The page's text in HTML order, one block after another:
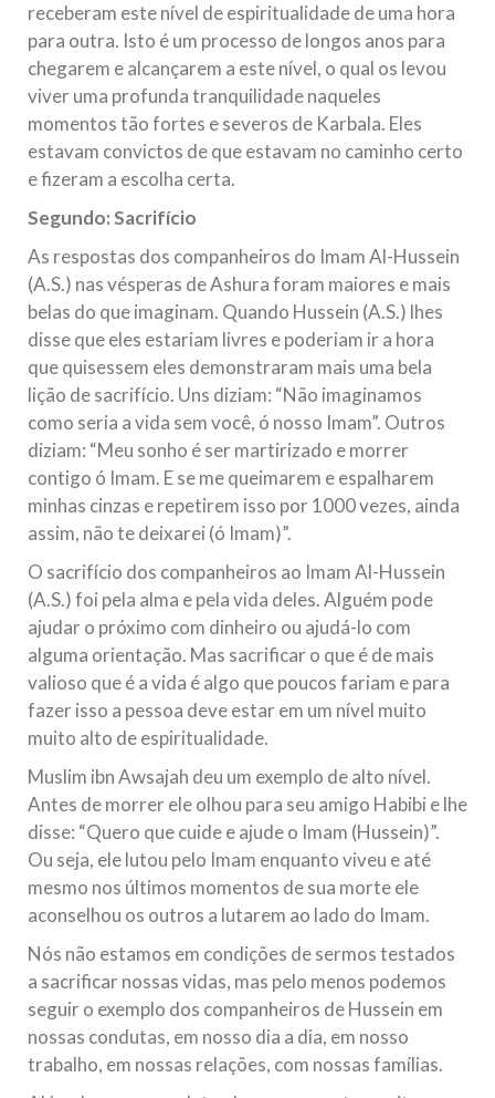
receberam este nível de espiritualidade de uma hora
para outra. Isto é um processo de longos anos para
chegarem e alcançarem a este nível, o qual os levou
viver uma profunda tranquilidade naqueles
momentos tão fortes e severos de Karbala. Eles
estavam convictos de que estavam no caminho certo
e fizeram a escolha certa.
Segundo: Sacrifício
As respostas dos companheiros do Imam Al-Hussein
(A.S.) nas vésperas de Ashura foram maiores e mais
belas do que imaginam. Quando Hussein (A.S.) lhes
disse que eles estariam livres e poderiam ir a hora
que quisessem eles demonstraram mais uma bela
lição de sacrifício. Uns diziam: “Não imaginamos
como seria a vida sem você, ó nosso Imam”. Outros
diziam: “Meu sonho é ser martirizado e morrer
contigo ó Imam. E se me queimarem e espalharem
minhas cinzas e repetirem isso por 1000 vezes, ainda
assim, não te deixarei (ó Imam)”.
O sacrifício dos companheiros ao Imam Al-Hussein
(A.S.) foi pela alma e pela vida deles. Alguém pode
ajudar o próximo com dinheiro ou ajudá-lo com
alguma orientação. Mas sacrificar o que é de mais
valioso que é a vida é algo que poucos fariam e para
fazer isso a pessoa deve estar em um nível muito
muito alto de espiritualidade.
Muslim ibn Awsajah deu um exemplo de alto nível.
Antes de morrer ele olhou para seu amigo Habibi e lhe
disse: “Quero que cuide e ajude o Imam (Hussein)”.
Ou seja, ele lutou pelo Imam enquanto viveu e até
mesmo nos últimos momentos de sua morte ele
aconselhou os outros a lutarem ao lado do Imam.
Nós não estamos em condições de sermos testados
a sacrificar nossas vidas, mas pelo menos podemos
seguir o exemplo dos companheiros de Hussein em
nossas condutas, em nosso dia a dia, em nosso
trabalho, em nossas relações, com nossas famílias.